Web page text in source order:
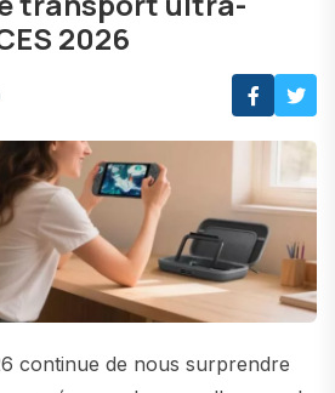
2026
continue de nous surprendre